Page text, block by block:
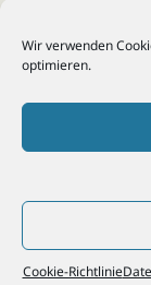
Wir verwenden
optimieren.
Cookie-Richtlinie
© 2026Steuerberater